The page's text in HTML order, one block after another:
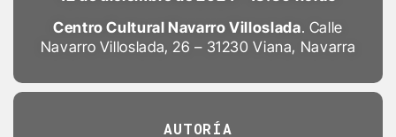
Centro Cultural Navarro Villoslada. Calle
Navarro Villoslada, 26 – 31230 Viana, Navarra
AUTORÍA